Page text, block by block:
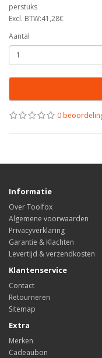
perstuks
Excl. BTW:41,28€
Aantal
0
Informatie
Over Toolfox
Algemene voorwaarden
Privacyverklaring
Garantie & Klachten
Levertijd & verzendkosten
Klantenservice
Contact
Retourneren
Sitemap
Extra
Merken
Cadeaubon